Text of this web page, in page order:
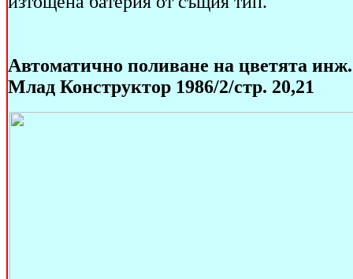
Автоматично поливане на цветята
Млад Конструктор 1986/2/стр. 20,21